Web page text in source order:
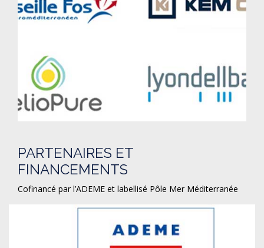
PARTENAIRES ET
FINANCEMENTS
Cofinancé par l’ADEME et labellisé Pôle Mer Méditerranée